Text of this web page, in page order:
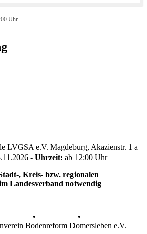
Uhr
LVGSA e.V. Magdeburg, Akazienstr. 1 a
- Uhrzeit: ab 12:00 Uhr
, Kreis- bzw. regionalen
Landesverband notwendig
•
•
Bodenreform Domersleben e.V.